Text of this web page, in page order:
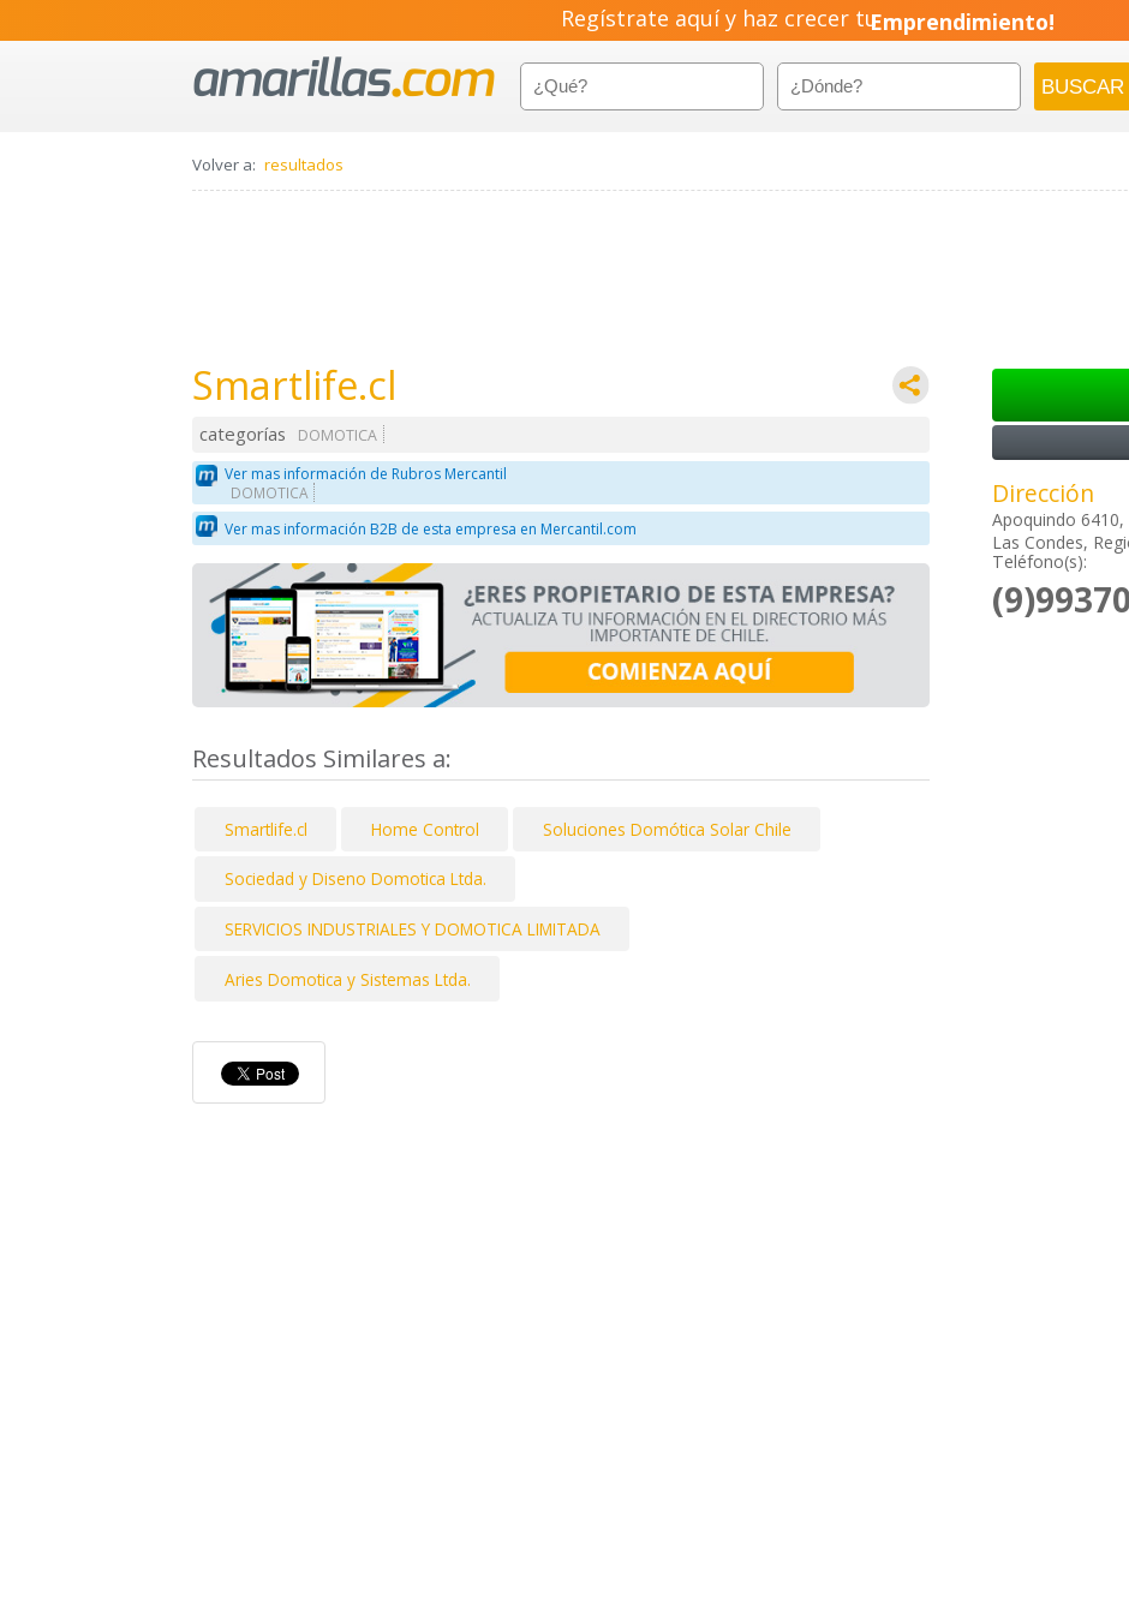
Regístrate aquí y haz crecer tuEmprendimiento!
Volver a: resultados
Smartlife.cl
categorías
DOMOTICA
Ver mas información de Rubros Mercantil
DOMOTICA
Ver mas información B2B de esta empresa en Mercantil.com
Resultados Similares a:
Smartlife.cl Home Control Soluciones Domótica Solar Chile
Sociedad y Diseno Domotica Ltda.
SERVICIOS INDUSTRIALES Y DOMOTICA LIMITADA
Aries Domotica y Sistemas Ltda.
Dirección
Apoquindo 6410,
Las Condes,
Teléfono(s):